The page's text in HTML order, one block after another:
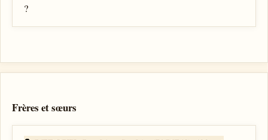
?
Frères et sœurs